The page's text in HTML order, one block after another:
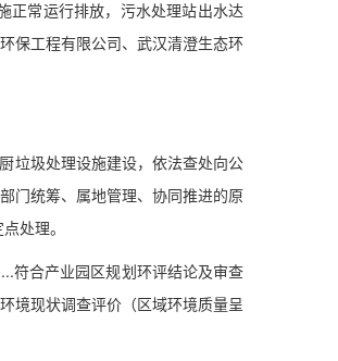
常运行排放，污水处理站出水达
保工程有限公司、武汉清澄生态环
垃圾处理设施建设，依法查处向公
门统筹、属地管理、协同推进的原
处理。
符合产业园区规划环评结论及审查
境现状调查评价（区域环境质量呈